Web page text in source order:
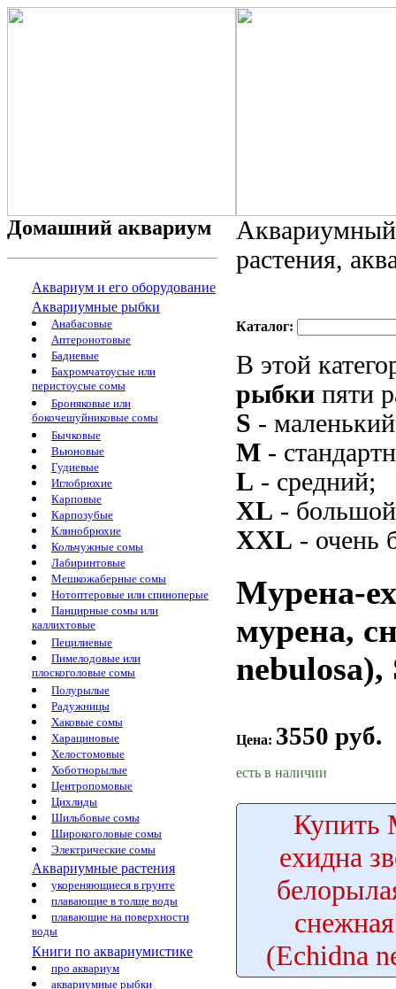
Домашний аквариум
Аквариум и его оборудование
Аквариумные рыбки
Анабасовые
Аптеронотовые
Бадиевые
Бахромчатоусые или
перистоусые сомы
Броняковые или
бокочешуйниковые сомы
Бычковые
Вьюновые
Гудиевые
Иглобрюхие
Карповые
Карпозубые
Клинобрюхие
Кольчужные сомы
Лабиринтовые
Мешкожаберные сомы
Нотоптеровые или спиноперые
Панцирные сомы или
каллихтовые
Пецилиевые
Пимелодовые или
плоскоголовые сомы
Полурылые
Радужницы
Хаковые сомы
Харациновые
Хелостомовые
Хоботнорылые
Центропомовые
Цихлиды
Шильбовые сомы
Широкоголовые сомы
Электрические сомы
Аквариумные растения
укореняющиеся в грунте
плавающие в толще воды
плавающие на поверхности
воды
Книги по аквариумистике
про аквариум
аквариумные рыбки
растения,
Каталог:
В этой
рыбки пяти
S -
M -
L - средний;
XL -
XXL - очень
Мурена-
мурена,
nebulosa),
Цена: 3550 руб.
есть в наличии
Купить
ехидна
(Echidna